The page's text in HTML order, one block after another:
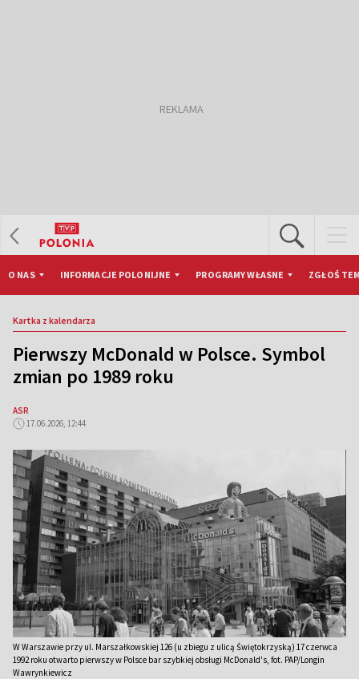
O NAS INFORMACJE POLONIJNE PROGRAMY WŁASNE ZGŁOŚ
Kartka z kalendarza
Pierwszy McDonald w Polsce. Symbol
zmian po 1989 roku
ASR
17.06.2026, 12:44
W Warszawie przy ul. Marszałkowskiej 126 (u zbiegu z ulicą Świętokrzyską) 17 czerwca
1992 roku otwarto pierwszy w Polsce bar szybkiej obsługi McDonald's, fot. PAP/Longin
Wawrynkiewicz